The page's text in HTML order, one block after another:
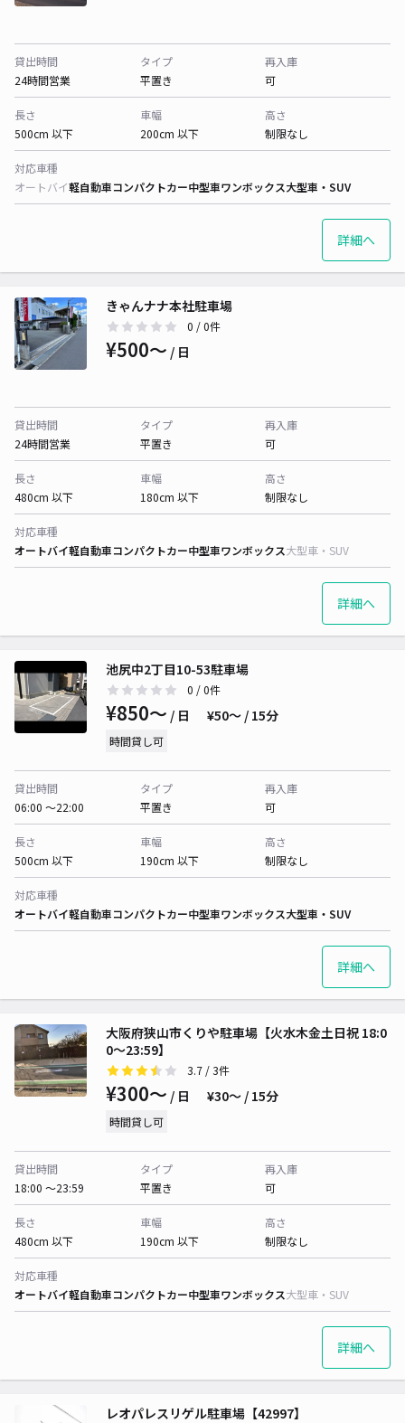
貸出時間
24時間営業
タイプ
平置き
再入庫
可
長さ
500cm 以下
車幅
200cm 以下
高さ
制限なし
対応車種
オートバイ軽自動車コンパクトカー中型車ワンボックス大型車・SUV
詳細へ
きゃんナナ本社駐車場
0 / 0件
¥500〜 / 日
貸出時間
24時間営業
タイプ
平置き
再入庫
可
長さ
480cm 以下
車幅
180cm 以下
高さ
制限なし
対応車種
オートバイ軽自動車コンパクトカー中型車ワンボックス大型車・SUV
詳細へ
池尻中2丁目10-53駐車場
0 / 0件
¥850〜 / 日 ¥50〜 / 15分
時間貸し可
貸出時間
06:00 〜22:00
タイプ
平置き
再入庫
可
長さ
500cm 以下
車幅
190cm 以下
高さ
制限なし
対応車種
オートバイ軽自動車コンパクトカー中型車ワンボックス大型車・SUV
詳細へ
大阪府狭山市くりや駐車場【火水木金土日祝 18:0
0～23:59】
3.7 / 3件
¥300〜 / 日 ¥30〜 / 15分
時間貸し可
貸出時間
18:00 〜23:59
タイプ
平置き
再入庫
可
長さ
480cm 以下
車幅
190cm 以下
高さ
制限なし
対応車種
オートバイ軽自動車コンパクトカー中型車ワンボックス大型車・SUV
詳細へ
レオパレスリゲル駐車場【42997】